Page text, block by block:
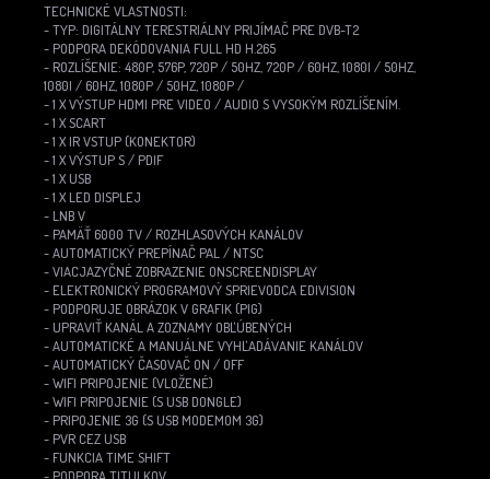
TECHNICKÉ VLASTNOSTI:
- TYP: DIGITÁLNY TERESTRIÁLNY PRIJÍMAČ PRE DVB-T2
- PODPORA DEKÓDOVANIA FULL HD H.265
- ROZLÍŠENIE: 480P, 576P, 720P / 50HZ, 720P / 60HZ, 1080I / 50HZ,
1080I / 60HZ, 1080P / 50HZ, 1080P /
- 1 X VÝSTUP HDMI PRE VIDEO / AUDIO S VYSOKÝM ROZLÍŠENÍM.
- 1 X SCART
- 1 X IR VSTUP (KONEKTOR)
- 1 X VÝSTUP S / PDIF
- 1 X USB
- 1 X LED DISPLEJ
- LNB V
- PAMÄŤ 6000 TV / ROZHLASOVÝCH KANÁLOV
- AUTOMATICKÝ PREPÍNAČ PAL / NTSC
- VIACJAZYČNÉ ZOBRAZENIE ONSCREENDISPLAY
- ELEKTRONICKÝ PROGRAMOVÝ SPRIEVODCA EDIVISION
- PODPORUJE OBRÁZOK V GRAFIK (PIG)
- UPRAVIŤ KANÁL A ZOZNAMY OBĽÚBENÝCH
- AUTOMATICKÉ A MANUÁLNE VYHĽADÁVANIE KANÁLOV
- AUTOMATICKÝ ČASOVAČ ON / OFF
- WIFI PRIPOJENIE (VLOŽENÉ)
- WIFI PRIPOJENIE (S USB DONGLE)
- PRIPOJENIE 3G (S USB MODEMOM 3G)
- PVR CEZ USB
- FUNKCIA TIME SHIFT
- PODPORA TITULKOV